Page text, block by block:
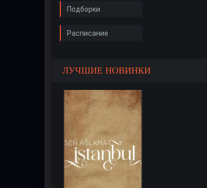
Подборки
Расписание
ЛУЧШИЕ НОВИНКИ